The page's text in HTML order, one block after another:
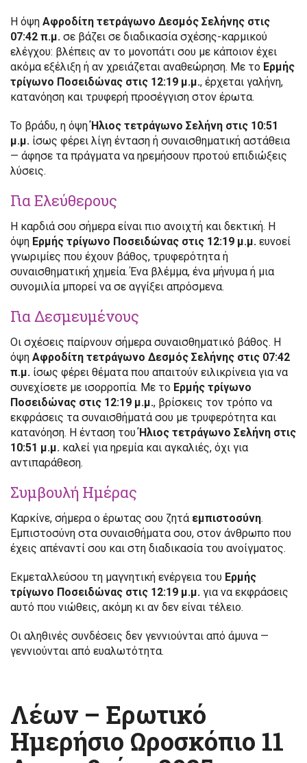
Η όψη Αφροδίτη τετράγωνο Δεσμός Σελήνης στις
07:42 π.μ. σε βάζει σε διαδικασία σχέσης-καρμικού
ελέγχου: βλέπεις αν το μονοπάτι σου με κάποιον έχει
ακόμα εξέλιξη ή αν χρειάζεται αναθεώρηση. Με το Ερμής
τρίγωνο Ποσειδώνας στις 12:19 μ.μ., έρχεται γαλήνη,
κατανόηση και τρυφερή προσέγγιση στον έρωτα.
Το βράδυ, η όψηΉλιος τετράγωνο Σελήνη στις 10:51
μ.μ. ίσως φέρει λίγη ένταση ή συναισθηματική αστάθεια
— άφησε τα πράγματα να ηρεμήσουν προτού επιδιώξεις
λύσεις.
Για Ελεύθερους
Η καρδιά σου σήμερα είναι πιο ανοιχτή και δεκτική. Η
όψη Ερμής τρίγωνο Ποσειδώνας στις 12:19 μ.μ. ευνοεί
γνωριμίες που έχουν βάθος, τρυφερότητα ή
συναισθηματική χημεία. Ένα βλέμμα, ένα μήνυμα ή μια
συνομιλία μπορεί να σε αγγίξει απρόσμενα.
Για Δεσμευμένους
Οι σχέσεις παίρνουν σήμερα συναισθηματικό βάθος. Η
όψη Αφροδίτη τετράγωνο Δεσμός Σελήνης στις 07:42
π.μ. ίσως φέρει θέματα που απαιτούν ειλικρίνεια για να
συνεχίσετε με ισορροπία. Με το Ερμής τρίγωνο
Ποσειδώνας στις 12:19 μ.μ., βρίσκεις τον τρόπο να
εκφράσεις τα συναισθήματά σου με τρυφερότητα και
κατανόηση. Η ένταση τουΉλιος τετράγωνο Σελήνη στις
10:51 μ.μ. καλεί για ηρεμία και αγκαλιές, όχι για
αντιπαράθεση.
Συμβουλή Ημέρας
Καρκίνε, σήμερα ο έρωτας σου ζητά εμπιστοσύνη.
Εμπιστοσύνη στα συναισθήματα σου, στον άνθρωπο που
έχεις απέναντί σου και στη διαδικασία του ανοίγματος.
Εκμεταλλεύσου τη μαγνητική ενέργεια του Ερμής
τρίγωνο Ποσειδώνας στις 12:19 μ.μ. για να εκφράσεις
αυτό που νιώθεις, ακόμη κι αν δεν είναι τέλειο.
Οι αληθινές συνδέσεις δεν γεννιούνται από άμυνα —
γεννιούνται από ευαλωτότητα.
Λέων – Ερωτικό
Ημερήσιο Ωροσκόπιο 11